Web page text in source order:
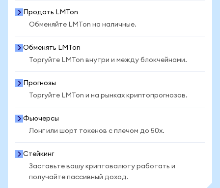
Продать LMTon
Обменяйте LMTon на наличные.
Обменять LMTon
Торгуйте LMTon внутри и между блокчейнами.
Прогнозы
Торгуйте LMTon и на рынках криптопрогнозов.
Фьючерсы
Лонг или шорт токенов с плечом до 50x.
Стейкинг
Заставьте вашу криптовалюту работать и
получайте пассивный доход.